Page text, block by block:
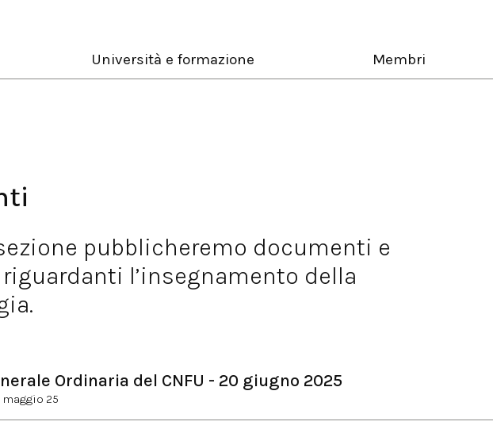
Università e formazione Membri
pubblicheremo documenti e
l’insegnamento della
Ordinaria del CNFU - 20 giugno 2025
25